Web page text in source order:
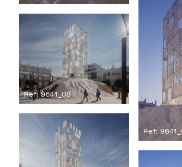
Ref:
Ref: 9641_08